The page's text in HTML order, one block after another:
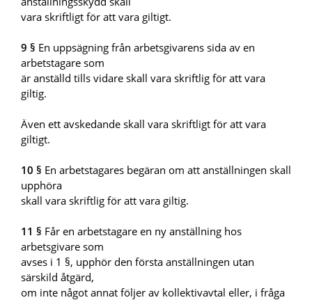
vara skriftligt för att vara giltigt.
9 § En uppsägning från arbetsgivarens sida av en
arbetstagare som
är anställd tills vidare skall vara skriftlig för att vara
giltig.
Även ett avskedande skall vara skriftligt för att vara
giltigt.
10 § En arbetstagares begäran om att anställningen skall
upphöra
skall vara skriftlig för att vara giltig.
11 § Får en arbetstagare en ny anställning hos
arbetsgivare som
avses i 1 §, upphör den första anställningen utan
särskild åtgärd,
om inte något annat följer av kollektivavtal eller, i fråga